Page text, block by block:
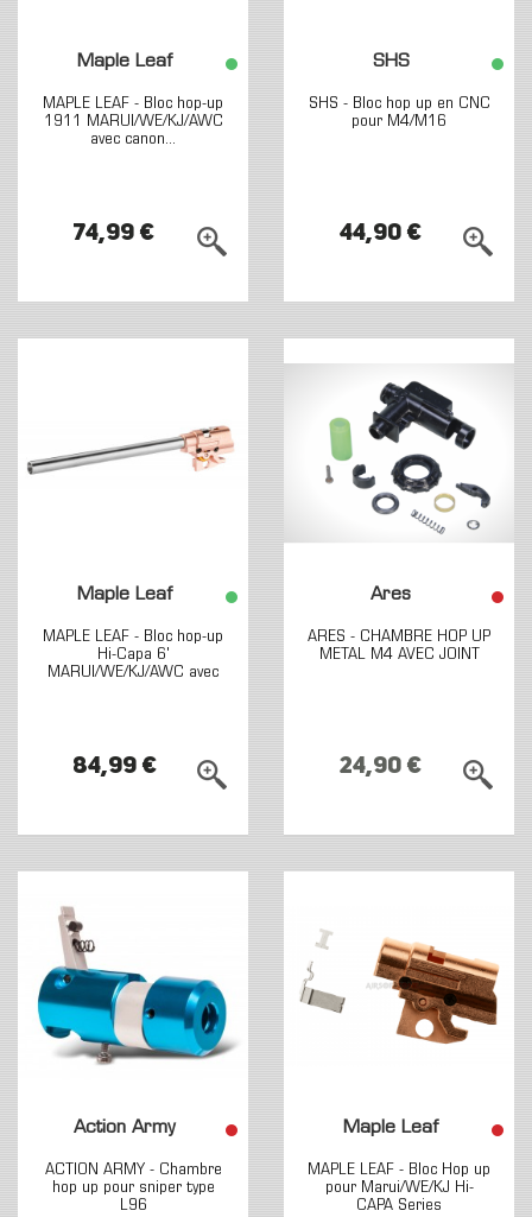
Maple Leaf
MAPLE LEAF - Bloc hop-up
1911 MARUI/WE/KJ/AWC
avec canon...
74,99 €
SHS
SHS - Bloc hop up en CNC
pour M4/M16
44,90 €
Maple Leaf
MAPLE LEAF - Bloc hop-up
Hi-Capa 6'
MARUI/WE/KJ/AWC avec
84,99 €
Ares
ARES - CHAMBRE HOP UP
METAL M4 AVEC JOINT
24,90 €
Action Army
ACTION ARMY - Chambre
hop up pour sniper type
L96
Maple Leaf
MAPLE LEAF - Bloc Hop up
pour Marui/WE/KJ Hi-
CAPA Series